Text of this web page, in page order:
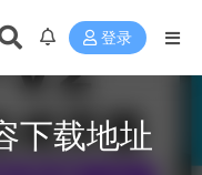
登录
下载地址